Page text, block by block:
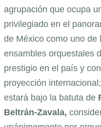
agrupación que ocupa
privilegiado en el
de México como uno de
ensambles orquestales
prestigio en el país y
proyección
estará bajo la batuta de
Beltrán-Zavala,